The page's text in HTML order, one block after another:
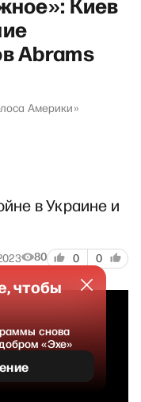
Abrams
Америки»
в Украине и
80 0 0
чтобы
снова
«Эхе»